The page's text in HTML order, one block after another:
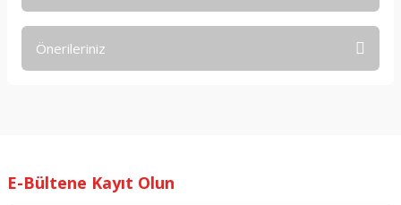
Önerileriniz
Ürün resmi kalitesiz, bozuk veya görüntülenemiyor.
E-Bültene Kayıt Olun